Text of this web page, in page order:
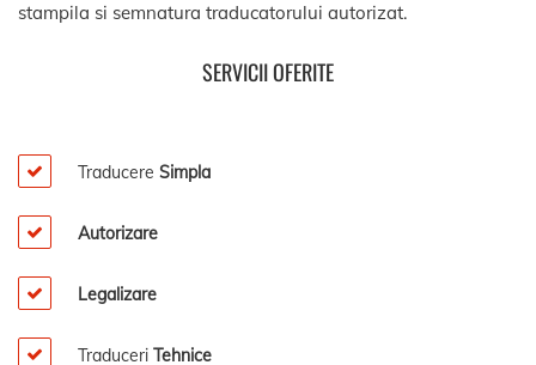
stampila si semnatura traducatorului autorizat.
SERVICII OFERITE
Traducere Simpla
Autorizare
Legalizare
Traduceri Tehnice